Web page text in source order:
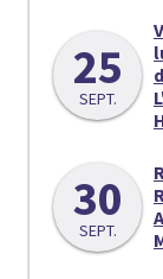
25
SEPT.
30
SEPT.